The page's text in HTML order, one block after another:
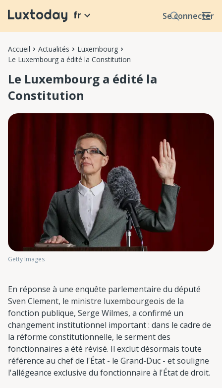
Se connecter
fr
Accueil Actualités
Luxembourg
Le Luxembourg a édité la Constitution
Le Luxembourg a édité la
Constitution
Getty Images
En réponse à une enquête parlementaire du député
Sven Clement, le ministre luxembourgeois de la
fonction publique, Serge Wilmes, a confirmé un
changement institutionnel important : dans le cadre de
la réforme constitutionnelle, le serment des
fonctionnaires a été révisé. Il exclut désormais toute
référence au chef de l'État - le Grand-Duc - et souligne
l'allégeance exclusive du fonctionnaire à l'État de droit.